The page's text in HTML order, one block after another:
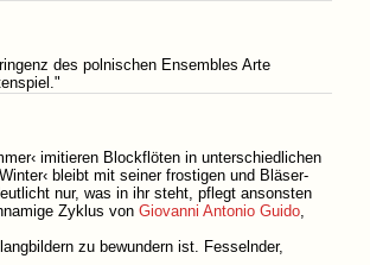
des polnischen Ensembles Arte
imitieren Blockflöten in unterschiedlichen
bleibt mit seiner frostigen und Bläser-
nur, was in ihr steht, pflegt ansonsten
Zyklus von Giovanni Antonio Guido,
zu bewundern ist. Fesselnder,